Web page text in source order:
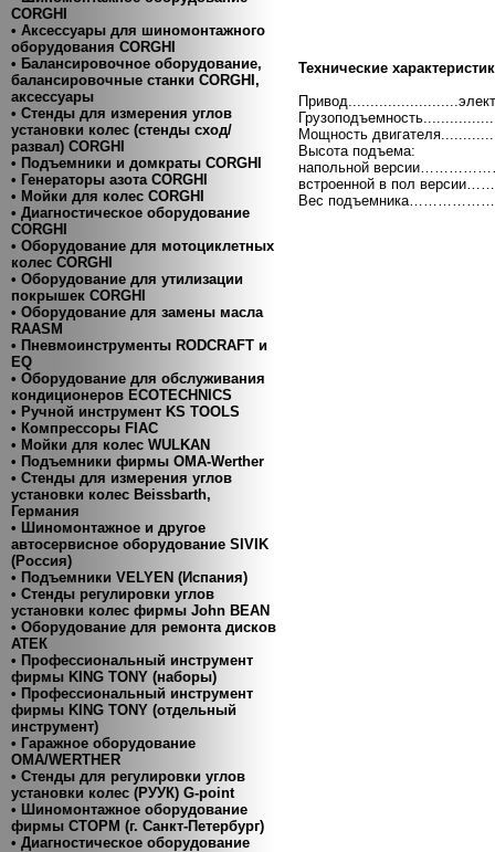
CORGHI
• Аксессуары для шиномонтажного
оборудования CORGHI
• Балансировочное оборудование,
балансировочные станки CORGHI,
аксессуары
• Стенды для измерения углов
установки колес (стенды сход/
развал) CORGHI
• Подъемники и домкраты CORGHI
• Генераторы азота CORGHI
• Мойки для колес CORGHI
• Диагностическое оборудование
CORGHI
• Оборудование для мотоциклетных
колес CORGHI
• Оборудование для утилизации
покрышек CORGHI
• Оборудование для замены масла
RAASM
• Пневмоинструменты RODCRAFT и
EQ
• Оборудование для обслуживания
кондиционеров ECOTECHNICS
• Ручной инструмент KS TOOLS
• Компресcоры FIAC
• Мойки для колес WULKAN
• Подъемники фирмы OMA-Werther
• Стенды для измерения углов
установки колес Beissbarth,
Германия
• Шиномонтажное и другое
автосервисное оборудование SIVIK
(Россия)
• Подъемники VELYEN (Испания)
• Cтенды регулировки углов
установки колес фирмы John BEAN
• Оборудование для ремонта дисков
АТЕК
• Профессиональный инструмент
фирмы KING TONY (наборы)
• Профессиональный инструмент
фирмы KING TONY (отдельный
инструмент)
• Гаражное оборудование
ОМА/WERTHER
• Стенды для регулировки углов
установки колес (РУУК) G-point
• Шиномонтажное оборудование
фирмы СТОРМ (г. Санкт-Петербург)
• Диагностическое оборудование
Технические
Мощность
Высота подъема:
напольной
встроенной в пол
Вес